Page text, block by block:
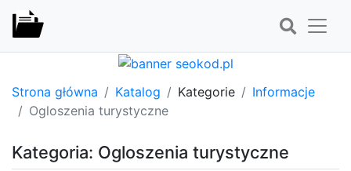
Strona główna Katalog Kategorie
Informacje
Ogloszenia turystyczne
Kategoria: Ogloszenia turystyczne